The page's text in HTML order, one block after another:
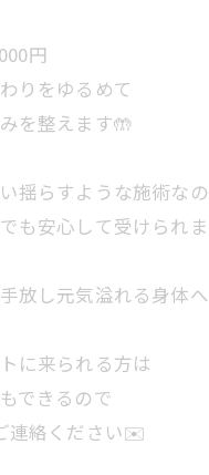
円
りをゆるめて
を整えます🤲
揺らすような施術な
も安心して受けられ
放し元気溢れる身体へ
に来られる方は
できるので
連絡ください✉️